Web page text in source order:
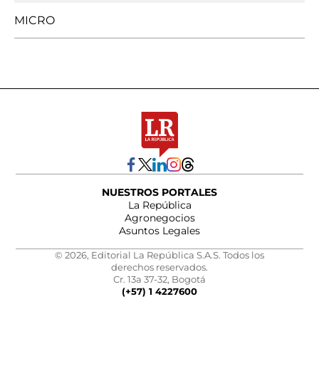
MICRO
NUESTROS PORTALES
La República
Agronegocios
Asuntos Legales
© 2026, Editorial La República S.A.S. Todos los
derechos reservados.
Cr. 13a 37-32, Bogotá
(+57) 1 4227600